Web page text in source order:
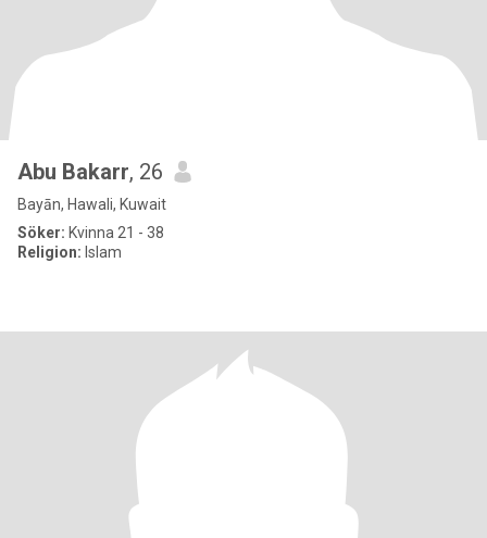
Abu Bakarr, 26
Bayān, Hawali, Kuwait
Söker: Kvinna 21 - 38
Religion: Islam